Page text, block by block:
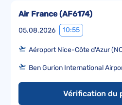
05.08.2026 10:55
Air France(AF6174)
Aéroport Nice-Côte d'Azur
Ben Gurion International
Vérification du